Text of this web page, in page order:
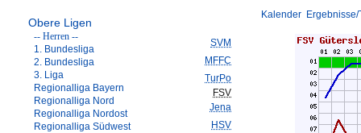
Obere Ligen
-- Herren --
1. Bundesliga
2. Bundesliga
3. Liga
Regionalliga Bayern
Regionalliga Nord
Regionalliga Nordost
Regionalliga Südwest
Kalender
SVM
MFFC
TurPo
FSV
Jena
HSV